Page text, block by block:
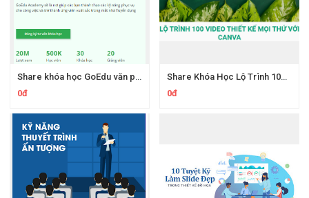
Share khóa học GoEdu văn phòng từ cơ bản đến chuyên nghiệp
0đ
Share Khóa Học Lộ Trình 100 Video Thiết Kế Mọi Thứ Với Canva Của Nguyenngocduong
0đ